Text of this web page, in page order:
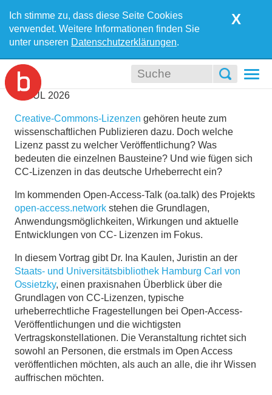
Ich stimme zu, dass diese Seite Cookies
verwendet. Weitere Informationen finden Sie
unter unseren Datenschutzerklärungen.
X
JUL 2026
Creative-Commons-Lizenzen gehören heute zum
wissenschaftlichen Publizieren dazu. Doch welche
Lizenz passt zu welcher Veröffentlichung? Was
bedeuten die einzelnen Bausteine? Und wie fügen sich
CC-Lizenzen in das deutsche Urheberrecht ein?
Im kommenden Open-Access-Talk (oa.talk) des Projekts
open-access.network stehen die Grundlagen,
Anwendungsmöglichkeiten, Wirkungen und aktuelle
Entwicklungen von CC- Lizenzen im Fokus.
In diesem Vortrag gibt Dr. Ina Kaulen, Juristin an der
Staats- und Universitätsbibliothek Hamburg Carl von
Ossietzky, einen praxisnahen Überblick über die
Grundlagen von CC-Lizenzen, typische
urheberrechtliche Fragestellungen bei Open-Access-
Veröffentlichungen und die wichtigsten
Vertragskonstellationen. Die Veranstaltung richtet sich
sowohl an Personen, die erstmals im Open Access
veröffentlichen möchten, als auch an alle, die ihr Wissen
auffrischen möchten.